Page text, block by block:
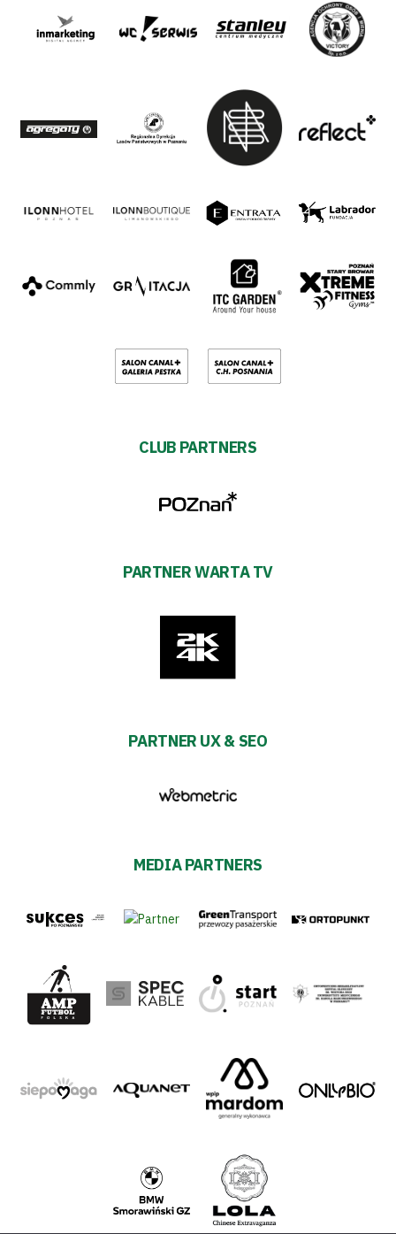
CLUB PARTNERS
PARTNER WARTA TV
PARTNER UX & SEO
MEDIA PARTNERS